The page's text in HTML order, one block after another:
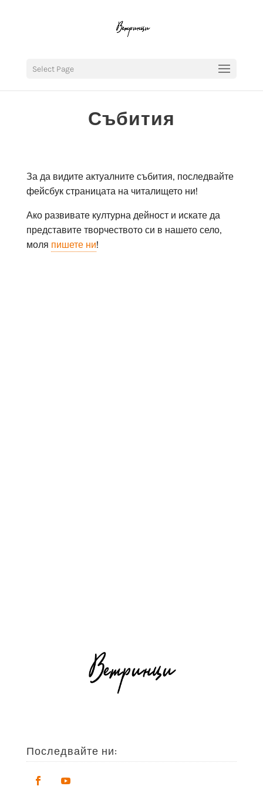
Select Page
Събития
За да видите актуалните събития, последвайте
фейсбук страницата на читалището ни!
Ако развивате културна дейност и искате да
представите творчеството си в нашето село,
моля пишете ни!
Последвайте ни: